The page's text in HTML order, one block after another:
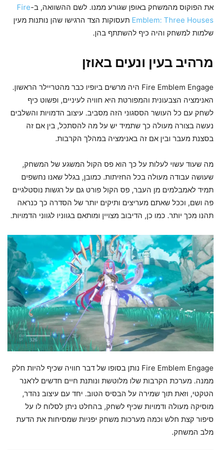
את הפוקוס מהמשחק באופן שגורע ממנו. לשם ההשוואה, ב-Fire
Emblem: Three Houses תעסוקות הצד הרגישו שהן נותנות מעין
שלמות למשחק והיה כיף להשתתף בהן.
מרהיב בעין ונעים באוזן
Fire Emblem Engage היה מרשים ביופיו כבר מהטריילר הראשון.
האנימציה הצבעונית והמפורטת היא חוויה לעיניים, ופשוט כיף
לשחק עם כל העושר הססגוני הזה מסביב. עיצוב הדמויות והשלבים
נעשה בצורה מעולה כך שתמיד יש על מה להסתכל, בין אם זה
בסצנת מעבר ובין אם זה באנימציה במהלך הקרבות.
מה שעוד עשוי לעלות על כך הוא פס הקול המשגע של המשחק,
שעושה עבודה מעולה בכל החזיתות. כמובן, בגלל שאנו נחשפים
תמיד לאמבלמים מן העבר, פס הקול פורט גם על רגשות נוסטלגיים
פה ושם, וככל שאתם מעריצים ותיקים יותר של הסדרה כך כנראה
תהנו מכך יותר. כמו כן, הדיבוב מצויין ומותאם בגווניו לגווני הדמויות.
Fire Emblem Engage נותן בסופו של דבר חוויה שכיף להיות חלק
ממנה. מערכת הקרבות שלו מלוטשת ונותנת חיים חדשים לז'אנר
הטקטי, וזאת תוך שמירה על הבסיס הטוב. יחד עם עיצוב נהדר,
מוסיקה מעולה ודמויות שכיף לשחק, בהחלט ניתן לסלוח לו על
סיפור קצת חלש וכמה מערכות משחק יפניות שמסיחות את הדעת
מלב המשחק.